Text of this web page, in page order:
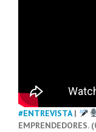
#ENTREVISTA|